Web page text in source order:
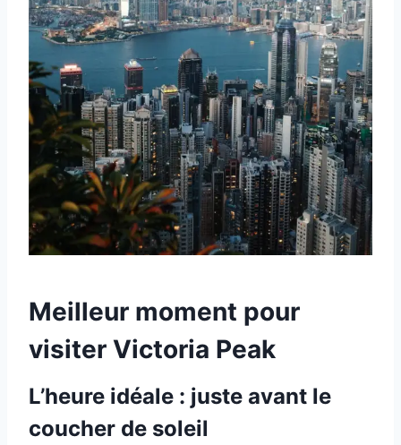
Meilleur moment pour
visiter Victoria Peak
L’heure idéale : juste avant le
coucher de soleil